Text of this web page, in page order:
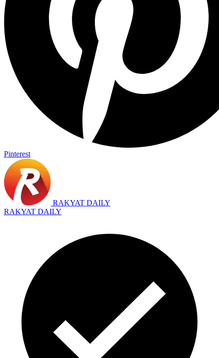
Pinterest
RAKYAT DAILY
RAKYAT DAILY